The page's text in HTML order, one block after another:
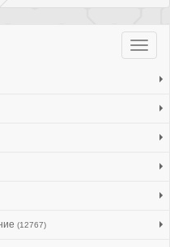
(12767)